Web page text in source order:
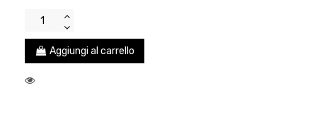
Aggiungi al carrello